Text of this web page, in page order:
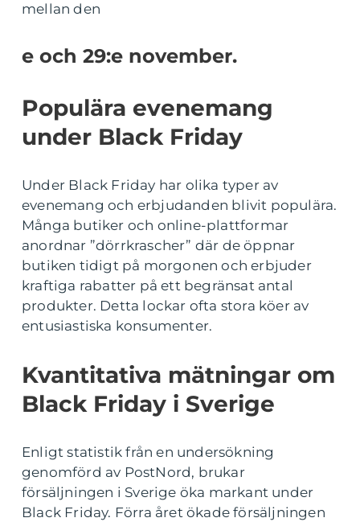
mellan den
e och 29:e november.
Populära evenemang
under Black Friday
Under Black Friday har olika typer av
evenemang och erbjudanden blivit populära.
Många butiker och online-plattformar
anordnar ”dörrkrascher” där de öppnar
butiken tidigt på morgonen och erbjuder
kraftiga rabatter på ett begränsat antal
produkter. Detta lockar ofta stora köer av
entusiastiska konsumenter.
Kvantitativa mätningar om
Black Friday i Sverige
Enligt statistik från en undersökning
genomförd av PostNord, brukar
försäljningen i Sverige öka markant under
Black Friday. Förra året ökade försäljningen